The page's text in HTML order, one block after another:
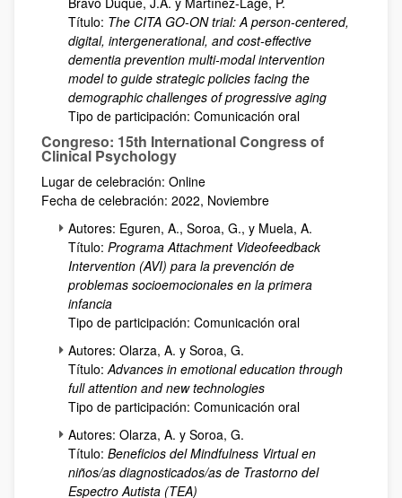
Título: The CITA GO-ON trial: A person-centered,
digital, intergenerational, and cost-effective
dementia prevention multi-modal intervention
model to guide strategic policies facing the
demographic challenges of progressive aging
Tipo de participación: Comunicación oral
Congreso: 15th International Congress of
Clinical Psychology
Lugar de celebración: Online
Fecha de celebración: 2022, Noviembre
Autores: Eguren, A., Soroa, G., y Muela, A.
Título: Programa Attachment Videofeedback
Intervention (AVI) para la prevención de
problemas socioemocionales en la primera
infancia
Tipo de participación: Comunicación oral
Autores: Olarza, A. y Soroa, G.
Título:Advances in emotional education through
full attention and new technologies
Tipo de participación: Comunicación oral
Autores: Olarza, A. y Soroa, G.
Título: Beneficios del Mindfulness Virtual en
niños/as diagnosticados/as de Trastorno del
Espectro Autista (TEA)